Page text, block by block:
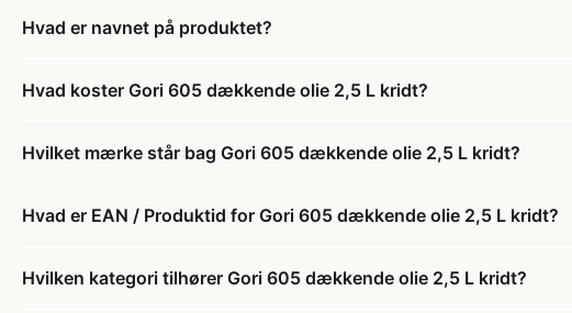
Hvad er navnet på produktet?
Hvad koster Gori 605 dækkende olie 2,5 L kridt?
Hvilket mærke står bag Gori 605 dækkende olie 2,5 L kridt?
Hvad er EAN / Produktid for Gori 605 dækkende olie 2,5 L kridt?
Hvilken kategori tilhører Gori 605 dækkende olie 2,5 L kridt?